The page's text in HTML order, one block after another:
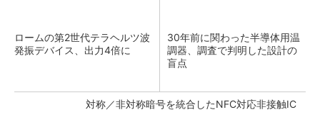
ロームの第2世代テラヘルツ波
発振デバイス、出力4倍に
30年前に関わった半導体用温
調器、調査で判明した設計の
盲点
対称／非対称暗号を統合したNFC対応非接触IC